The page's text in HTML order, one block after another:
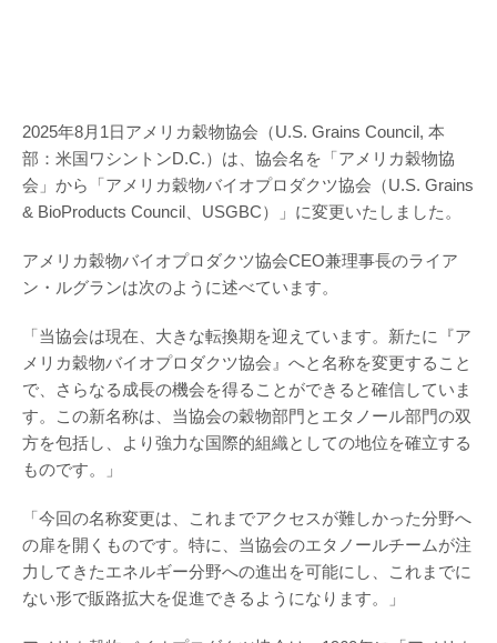
2025年8月1日アメリカ穀物協会（U.S. Grains Council, 本
部：米国ワシントンD.C.）は、協会名を「アメリカ穀物協
会」から「アメリカ穀物バイオプロダクツ協会（U.S. Grains
& BioProducts Council、USGBC）」に変更いたしました。
アメリカ穀物バイオプロダクツ協会CEO兼理事長のライア
ン・ルグランは次のように述べています。
「当協会は現在、大きな転換期を迎えています。新たに『ア
メリカ穀物バイオプロダクツ協会』へと名称を変更すること
で、さらなる成長の機会を得ることができると確信していま
す。この新名称は、当協会の穀物部門とエタノール部門の双
方を包括し、より強力な国際的組織としての地位を確立する
ものです。」
「今回の名称変更は、これまでアクセスが難しかった分野へ
の扉を開くものです。特に、当協会のエタノールチームが注
力してきたエネルギー分野への進出を可能にし、これまでに
ない形で販路拡大を促進できるようになります。」